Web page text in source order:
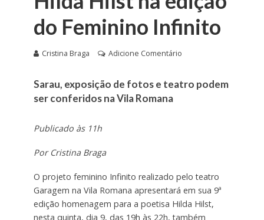
do Feminino Infinito
Cristina Braga Adicione Comentário
Sarau, exposição de fotos e teatro podem
ser conferidos na Vila Romana
Publicado às 11h
Por Cristina Braga
O projeto feminino Infinito realizado pelo teatro
Garagem na Vila Romana apresentará em sua 9ª
edição homenagem para a poetisa Hilda Hilst,
nesta quinta, dia 9, das 19h às 22h, também